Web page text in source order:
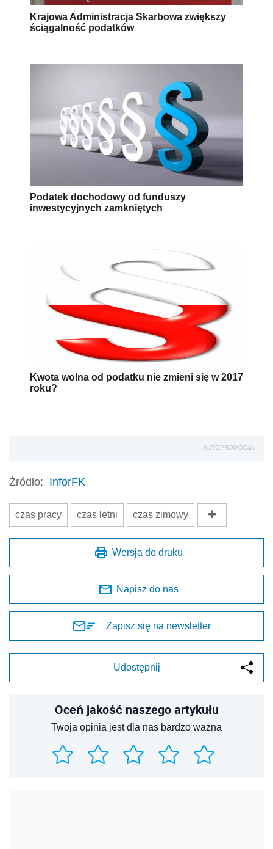
Krajowa Administracja Skarbowa zwiększy
ściągalność podatków
Podatek dochodowy od funduszy
inwestycyjnych zamkniętych
Kwota wolna od podatku nie zmieni się w 2017
roku?
AUTOPROMOCJA
Źródło: InforFK
czas pracy czas letni czas zimowy
Wersja do druku
Napisz do nas
Zapisz się na newsletter
Udostępnij
Oceń jakość naszego artykułu
Twoja opinia jest dla nas bardzo ważna